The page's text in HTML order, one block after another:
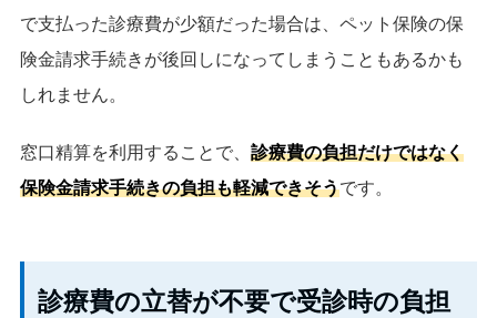
で支払った診療費が少額だった場合は、ペット保険の保
険金請求手続きが後回しになってしまうこともあるかも
しれません。
窓口精算を利用することで、 診療費の負担だけではなく
保険金請求手続きの負担も軽減できそうです。
診療費の立替が不要で受診時の負担